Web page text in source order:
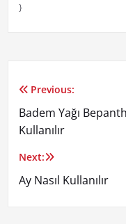
}
Yazı
gezinmesi
Previous:
Badem Yağı
Kullanılır
Next:
Ay Nasıl Kullanılır